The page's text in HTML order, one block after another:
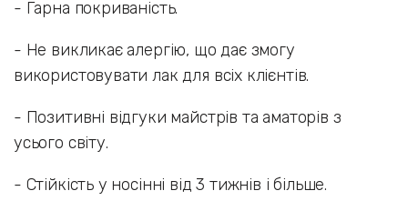
- Гарна покриваність.
- Не викликає алергію, що дає змогу
використовувати лак для всіх клієнтів.
- Позитивні відгуки майстрів та аматорів з
усього світу.
- Стійкість у носінні від 3 тижнів і більше.